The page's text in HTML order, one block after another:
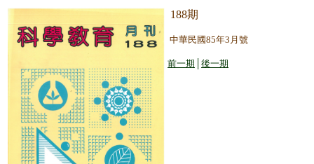
188期
中華民國85年3月號
前一期 後一期